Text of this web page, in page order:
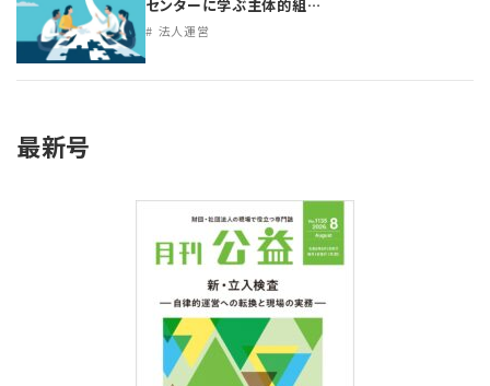
センターに学ぶ主体的組…
法人運営
最新号